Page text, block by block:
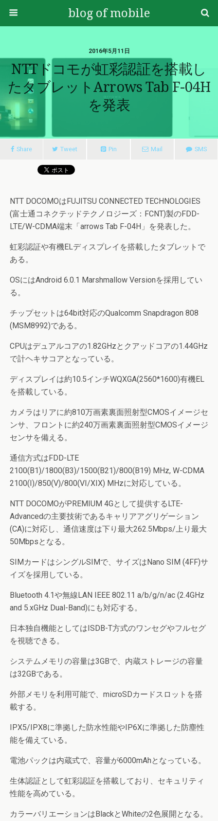
blog of mobile
2016年5月11日
NTTドコモが虹彩認証を搭載し
たタブレットarrows Tab F-04H
を発表
Share Tweet Pin Mail SMS
NTT DOCOMOはFUJITSU CONNECTED TECHNOLOGIES
(富士通コネクテッドテクノロジーズ：FCNT)製のFDD-
LTE/W-CDMA端末「arrows Tab F-04H」を発表した。
虹彩認証や有機ELディスプレイを搭載したタブレットで
ある。
OSにはAndroid 6.0.1 Marshmallow Versionを採用してい
る。
チップセットは64bit対応のQualcomm Snapdragon 808
(MSM8992)である。
CPUはデュアルコアの1.82GHzとクアッドコアの1.44GHz
で計ヘキサコアとなっている。
ディスプレイは約10.5インチWQXGA(2560*1600)有機EL
を搭載している。
カメラはリアに約810万画素裏面照射型CMOSイメージセ
ンサ、フロントに約240万画素裏面照射型CMOSイメージ
センサを備える。
通信方式はFDD-LTE
2100(B1)/1800(B3)/1500(B21)/800(B19) MHz, W-CDMA
2100(I)/850(V)/800(VI/XIX) MHzに対応している。
NTT DOCOMOがPREMIUM 4Gとして提供するLTE-
Advancedの主要技術であるキャリアアグリゲーション
(CA)に対応し、通信速度は下り最大262.5Mbps/上り最大
50Mbpsとなる。
SIMカードはシングルSIMで、サイズはNano SIM (4FF)サ
イズを採用している。
Bluetooth 4.1や無線LAN IEEE 802.11 a/b/g/n/ac (2.4GHz
and 5.xGHz Dual-Band)にも対応する。
日本独自機能としてはISDB-T方式のワンセグやフルセグ
を視聴できる。
システムメモリの容量は3GBで、内蔵ストレージの容量
は32GBである。
外部メモリを利用可能で、microSDカードスロットを搭
載する。
IPX5/IPX8に準拠した防水性能やIP6Xに準拠した防塵性
能を備えている。
電池パックは内蔵式で、容量が6000mAhとなっている。
生体認証として虹彩認証を搭載しており、セキュリティ
性能を高めている。
カラーバリエーションはBlackとWhiteの2色展開となる。